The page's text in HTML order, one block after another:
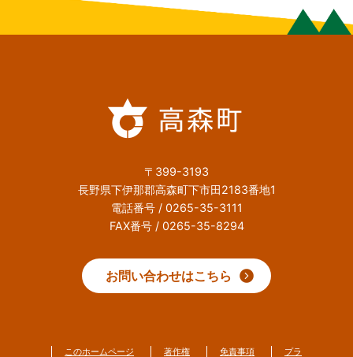
〒399-3193
長野県下伊那郡高森町下市田2183番地1
電話番号 / 0265-35-3111
FAX番号 / 0265-35-8294
お問い合わせはこちら
このホームページ 著作権 免責事項 プラ